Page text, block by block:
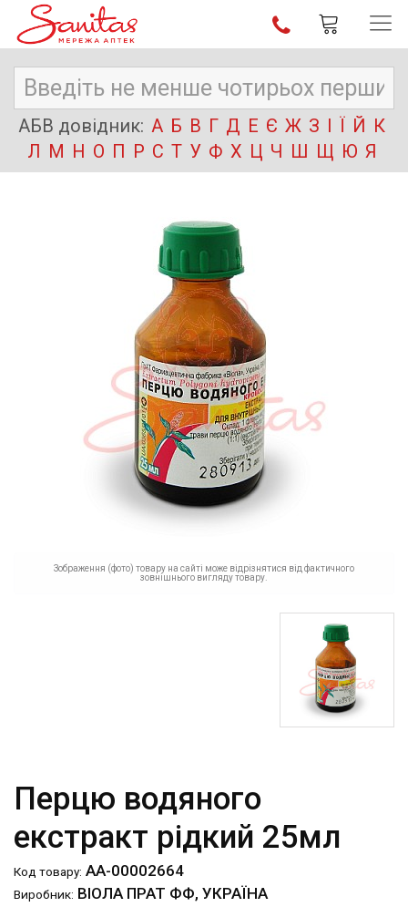
АБВ довідник: А Б В Г Д Е Є Ж З І Ї Й К
Л М Н О П Р С Т У Ф Х Ц Ч Ш Щ Ю Я
Зображення (фото) товару на сайті може відрізнятися від фактичного
зовнішнього вигляду товару.
Перцю водяного
екстракт рідкий 25мл
Код товару: АА-00002664
Виробник: ВІОЛА ПРАТ ФФ, УКРАЇНА